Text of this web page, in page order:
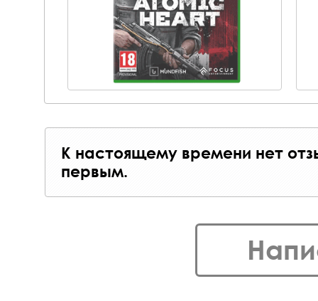
К настоящему времени нет
первым.